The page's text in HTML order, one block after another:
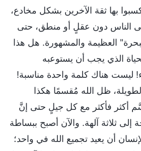
بها ثقة الآخرين بشكل مخادع،
الناس دون عقلٍ أو منطق، حتى
العظيمة والمشهورة. هل هذا
الذي يجب أن يستوعبه
ليست هناك كلمة واحدة مناسبة!
ظل الله مُقسمًا هكذا
أكثر فأكثر مع كل جيلٍ حتى إنَّ
إلى ثلاثة آلهة. والآن أصبح ببساطة
أن يعيد تجميع الله في واحد؛